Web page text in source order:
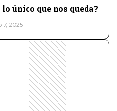
único que nos queda?
7, 2025